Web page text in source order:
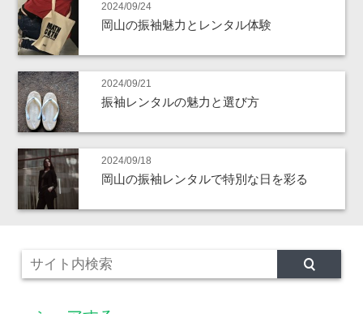
2024/09/24
岡山の振袖魅力とレンタル体験
2024/09/21
振袖レンタルの魅力と選び方
2024/09/18
岡山の振袖レンタルで特別な日を彩る